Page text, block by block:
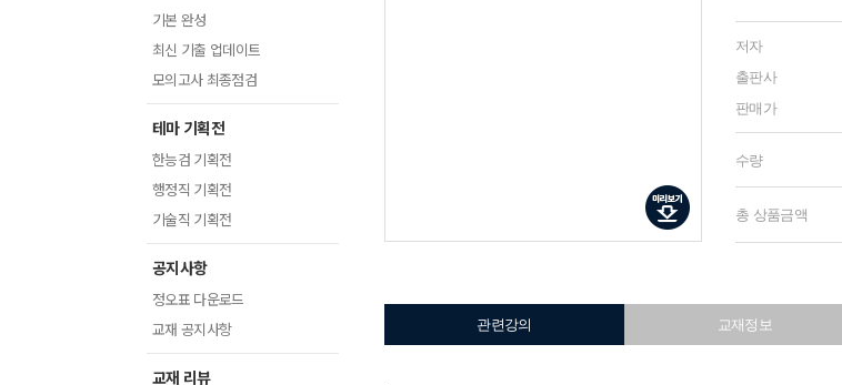
기본 완성
최신 기출 업데이트
모의고사 최종점검
테마 기획전
한능검 기획전
행정직 기획전
기술직 기획전
공지사항
정오표 다운로드
교재 공지사항
교재 리뷰
저자
출판사
판매가
수량
총 상품금액
관련강의 교재정보